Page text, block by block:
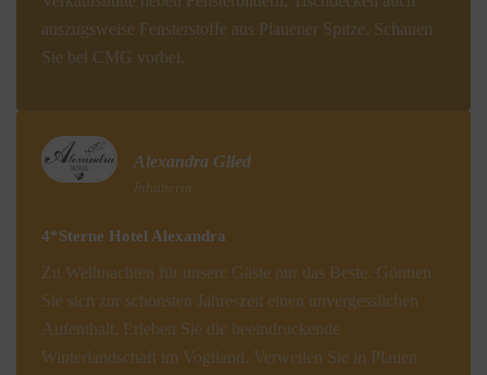
auszugsweise Fensterstoffe aus Plauener Spitze. Schauen
Sie bei CMG vorbei.
Alexandra Glied
Inhaberin
4*Sterne Hotel Alexandra
Zu Weihnachten für unsere Gäste nur das Beste. Gönnen
Sie sich zur schönsten Jahreszeit einen unvergesslichen
Aufenthalt. Erleben Sie die beeindruckende
Winterlandschaft im Vogtland. Verweilen Sie in Plauen